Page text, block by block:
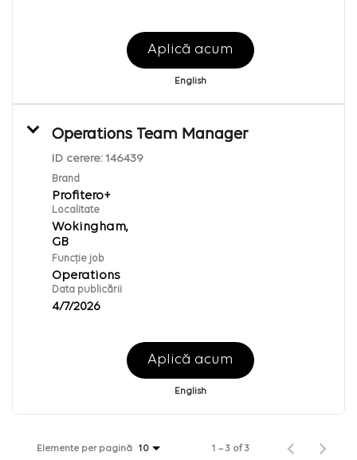
Aplică acum
English
Operations Team Manager
ID cerere: 146439
Brand
Profitero+
Localitate
Wokingham,
Funcție job
Operations
Data publicării
4/7/2026
Aplică acum
English
Elemente per pagină 10 1 – 3 of 3